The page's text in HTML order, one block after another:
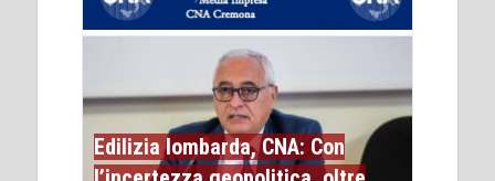
Edilizia lombarda, CNA: Con